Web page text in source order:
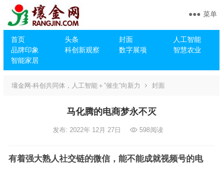
首页 头条 封面
人工智能
品牌印象
科创新观察 数字展项
智慧农业
智能家居
菜单
壤金网-科创共同体，人工智能＋”催生“向新力 封面
马化腾的电商梦永不灭
发布: 2022年 12月 27日 598阅读
有着强大熟人社交链的微信，能不能成就视频号的电